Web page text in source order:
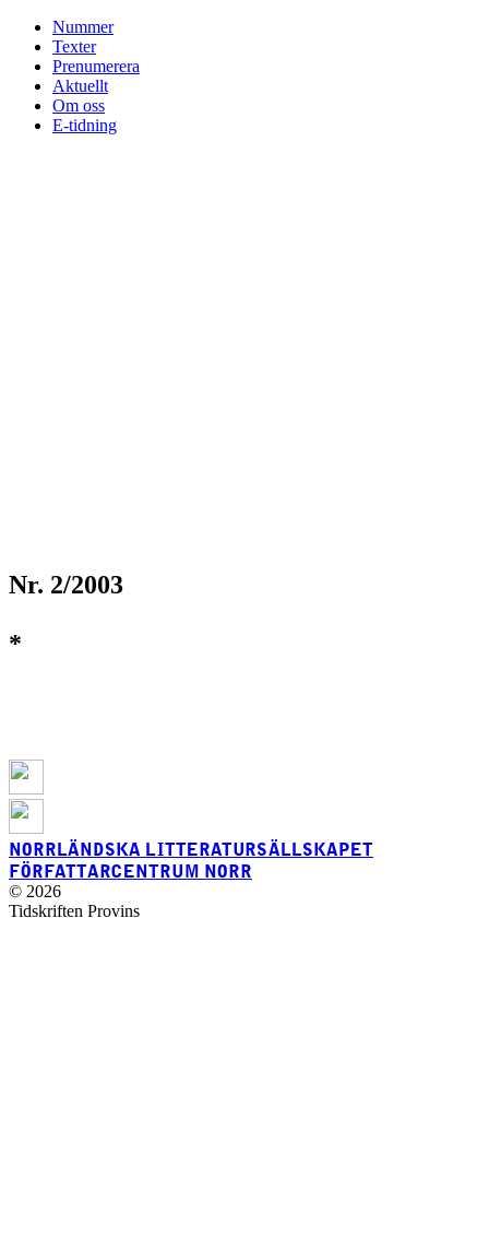
Skip
content
Nummer
Texter
Prenumerera
Aktuellt
Om oss
E-tidning
Nr. 2/2003
*
NORRLÄNDSKA LITTERATURSÄLLSKAPET
FÖRFATTARCENTRUM NORR
© 2026
Tidskriften Provins